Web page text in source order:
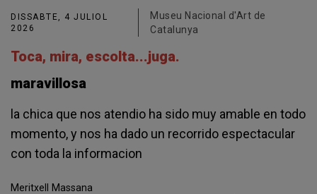
DISSABTE, 4 JULIOL
2026
Museu Nacional d'Art de
Catalunya
Toca, mira, escolta...juga.
maravillosa
la chica que nos atendio ha sido muy amable en todo
momento, y nos ha dado un recorrido espectacular
con toda la informacion
Meritxell
Massana